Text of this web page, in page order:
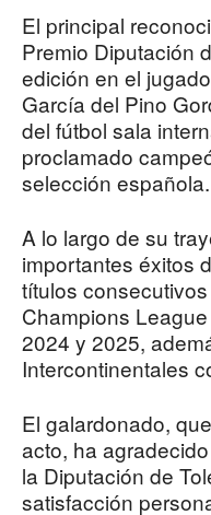
El principal
Premio Diputación
edición en el
García del Pino
del fútbol sala
proclamado
selección española.
A lo largo de su
importantes éxitos
títulos
Champions
2024 y 2025,
Intercontinentales
El galardonado,
acto, ha
la Diputación de
satisfacción